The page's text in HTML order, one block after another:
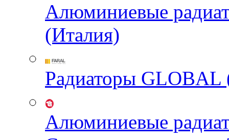
Алюминиевые
(Италия)
Радиаторы GLOBAL
Алюминиевые